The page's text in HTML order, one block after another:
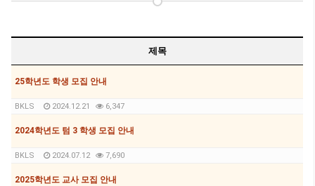
제목
25학년도 학생 모집 안내
BKLS 2024.12.21 6,347
2024학년도 텀 3 학생 모집 안내
BKLS 2024.07.12 7,690
2025학년도 교사 모집 안내